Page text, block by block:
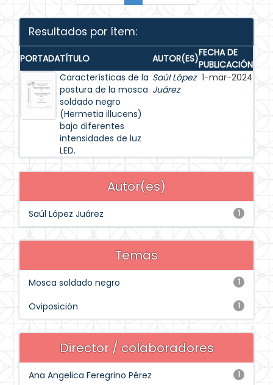
Resultados por ítem:
PORTADATÍTULO AUTOR(ES)FECHA DE
PUBLICACIÓN
Características de la
postura de la mosca
soldado negro
(Hermetia illucens)
bajo diferentes
intensidades de luz
LED.
Saúl López
Juárez
1-mar-2024
Autor(es)
1
Saúl López Juárez
Temas
1
Mosca soldado negro
1
Oviposición
Director / colaboradores
1
Ana Angelica Feregrino Pérez